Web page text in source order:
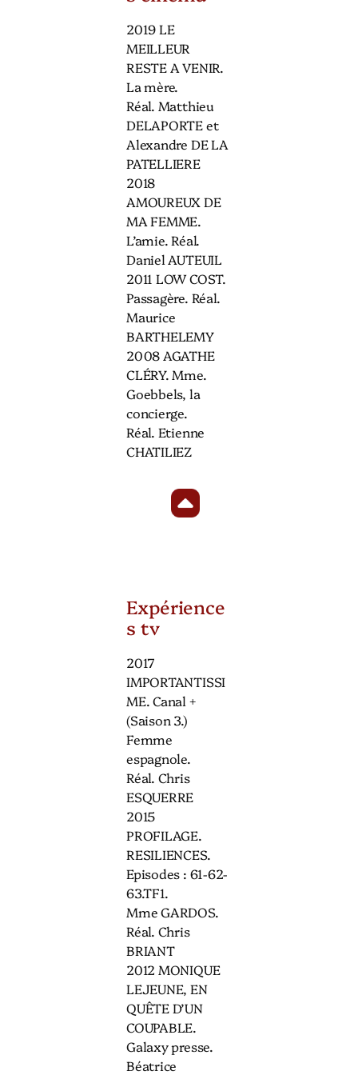
2019 LE
MEILLEUR
RESTE A VENIR.
La mère.
Réal. Matthieu
DELAPORTE et
Alexandre DE LA
PATELLIERE
2018
AMOUREUX DE
MA FEMME.
L’amie. Réal.
Daniel AUTEUIL
2011 LOW COST.
Passagère. Réal.
Maurice
BARTHELEMY
2008 AGATHE
CLÉRY. Mme.
Goebbels, la
concierge.
Réal. Etienne
CHATILIEZ
Expérience
s tv
2017
IMPORTANTISSI
ME. Canal +
(Saison 3.)
Femme
espagnole.
Réal. Chris
ESQUERRE
2015
PROFILAGE.
RESILIENCES.
Episodes : 61-62-
63.TF1.
Mme GARDOS.
Réal. Chris
BRIANT
2012 MONIQUE
LEJEUNE, EN
QUÊTE D’UN
COUPABLE.
Galaxy presse.
Béatrice